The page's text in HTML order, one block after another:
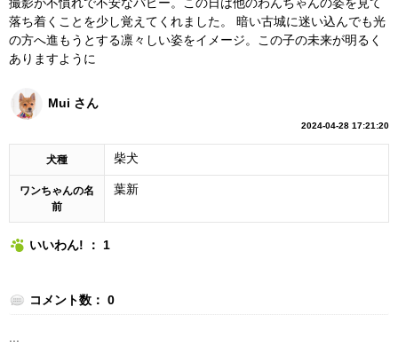
撮影が不慣れで不安なパピー。この日は他のわんちゃんの姿を見て
落ち着くことを少し覚えてくれました。 暗い古城に迷い込んでも光
の方へ進もうとする凛々しい姿をイメージ。この子の未来が明るく
ありますように
Mui さん
2024-04-28 17:21:20
犬種 柴犬
ワンちゃんの名
前
葉新
いいわん! ： 1
コメント数： 0
...